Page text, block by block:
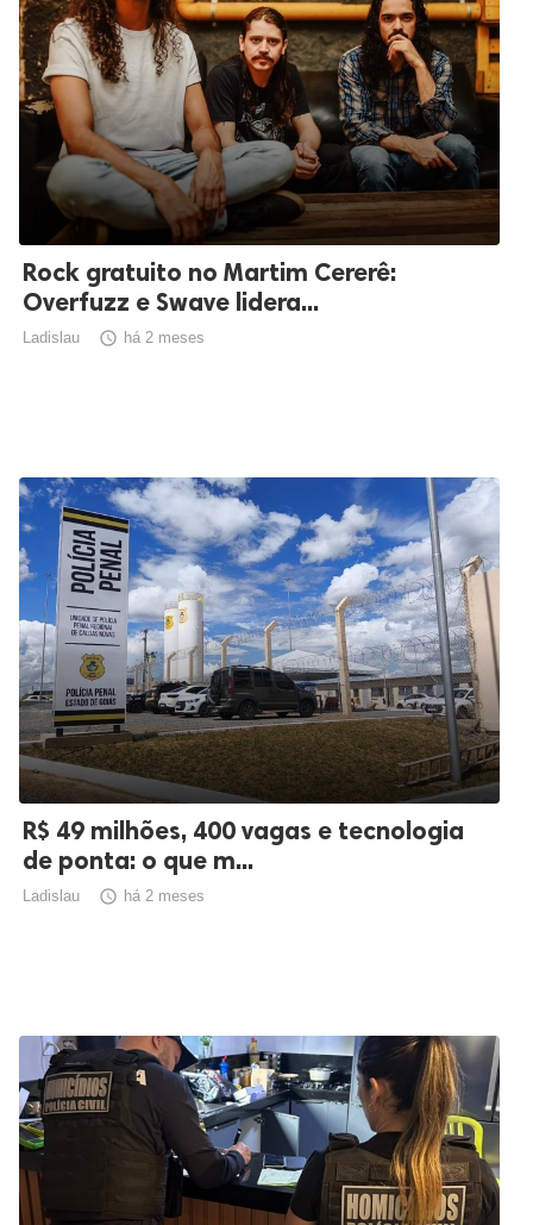
Rock gratuito no Martim Cererê:
Overfuzz e Swave lidera...
Ladislau  há 2 meses
R$ 49 milhões, 400 vagas e tecnologia
de ponta: o que m...
Ladislau  há 2 meses